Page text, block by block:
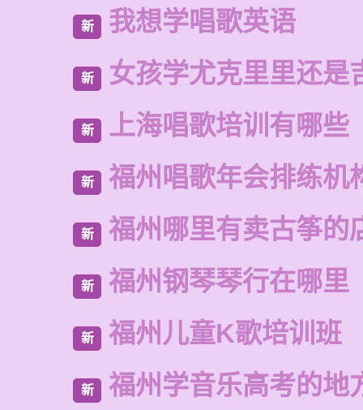
新 我想学唱歌英语
新 女孩学尤克里里还是
新 上海唱歌培训有哪些
新 福州唱歌年会排练机
新 福州哪里有卖古筝的
新 福州钢琴琴行在哪里
新 福州儿童K歌培训班
新 福州学音乐高考的地